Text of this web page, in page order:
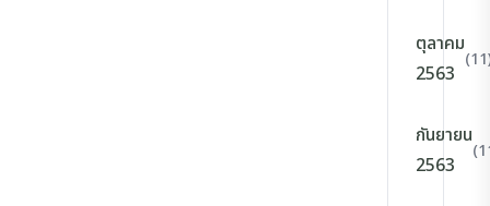
ตุลาคม
2563
กันยายน
2563